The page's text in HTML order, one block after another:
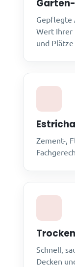
Gepflegte
Wert Ihrer
und
Zement-,
Schnell,
Decken